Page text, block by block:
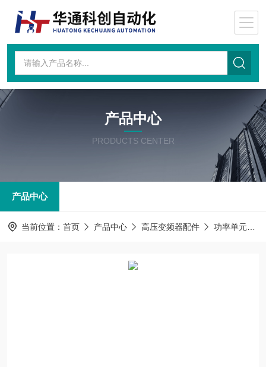
产品中心
PRODUCTS CENTER
产品中心
当前位置： 首页 产品中心 高压变频器配件 功率单元